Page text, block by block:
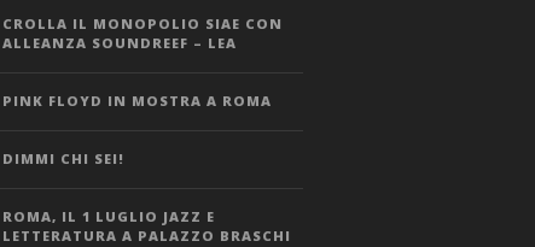
CROLLA IL MONOPOLIO SIAE CON
ALLEANZA SOUNDREEF – LEA
PINK FLOYD IN MOSTRA A ROMA
DIMMI CHI SEI!
ROMA, IL 1 LUGLIO JAZZ E
LETTERATURA A PALAZZO BRASCHI